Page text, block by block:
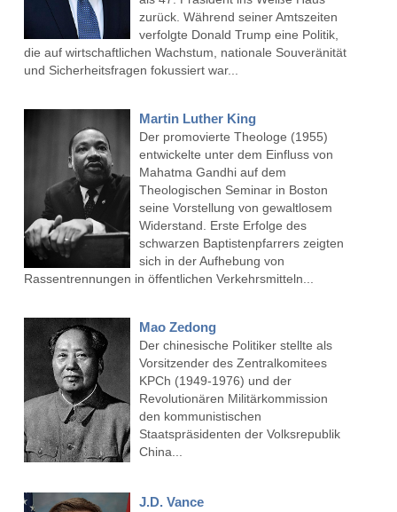
zurück. Während seiner Amtszeiten
verfolgte Donald Trump eine Politik,
die auf wirtschaftlichen Wachstum, nationale Souveränität
und Sicherheitsfragen fokussiert war...
Martin Luther King
Der promovierte Theologe (1955)
entwickelte unter dem Einfluss von
Mahatma Gandhi auf dem
Theologischen Seminar in Boston
seine Vorstellung von gewaltlosem
Widerstand. Erste Erfolge des
schwarzen Baptistenpfarrers zeigten
sich in der Aufhebung von
Rassentrennungen in öffentlichen Verkehrsmitteln...
Mao Zedong
Der chinesische Politiker stellte als
Vorsitzender des Zentralkomitees
KPCh (1949-1976) und der
Revolutionären Militärkommission
den kommunistischen
Staatspräsidenten der Volksrepublik
China...
J.D. Vance